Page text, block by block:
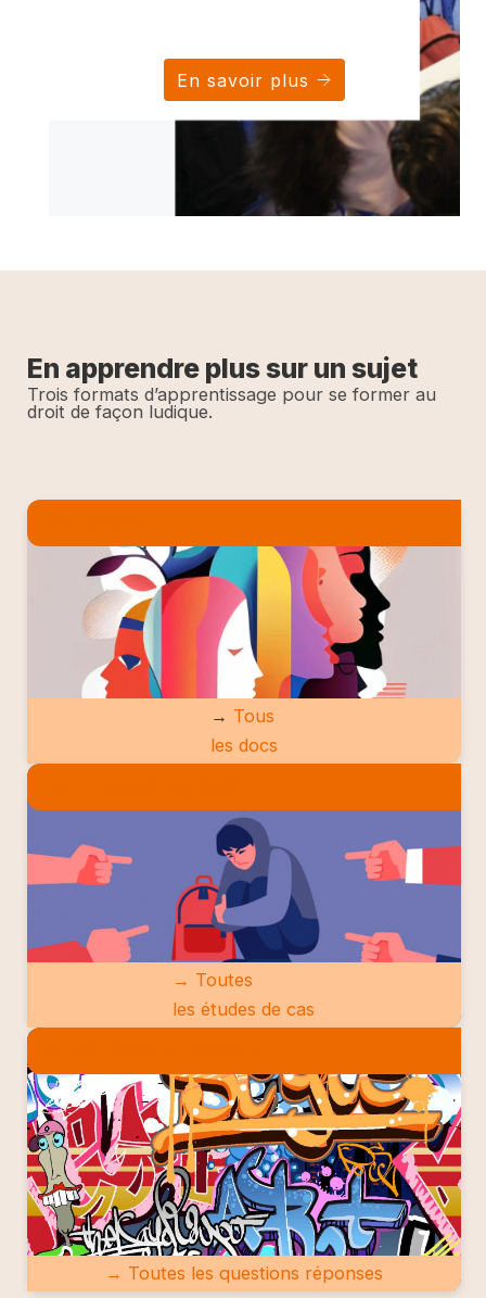
En savoir plus
En apprendre plus sur un sujet
Trois formats d’apprentissage pour se former au
droit de façon ludique.
→ Tous
les docs
→ Toutes
les études de cas
→ Toutes les questions réponses